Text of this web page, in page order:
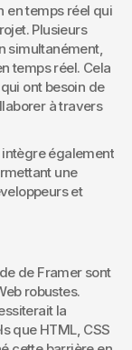
en temps réel qui
Plusieurs
simultanément,
temps réel. Cela
ont besoin de
à travers
également
une
et
de Framer sont
robustes.
la
que HTML, CSS